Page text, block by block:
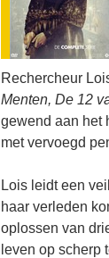
Rechercheur
Menten, De 12
gewend aan het
met vervoegd
Lois leidt een
haar verleden
oplossen van
leven op scherp